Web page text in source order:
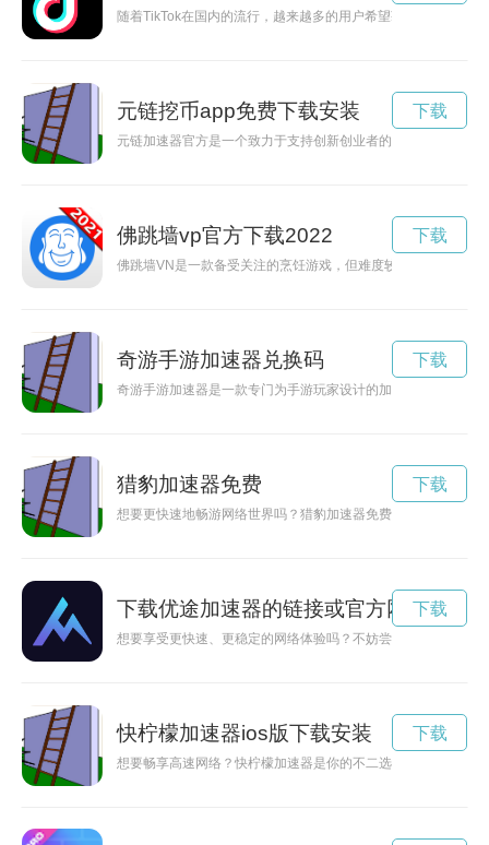
随着TikTok在国内的流行，越来越多的用户希望获得更流畅的
元链挖币app免费下载安装
元链加速器官方是一个致力于支持创新创业者的平台，为技术
下载
佛跳墙vp官方下载2022
佛跳墙VN是一款备受关注的烹饪游戏，但难度较高。如何破解
下载
奇游手游加速器兑换码
奇游手游加速器是一款专门为手游玩家设计的加速工具，可以
下载
猎豹加速器免费
想要更快速地畅游网络世界吗？猎豹加速器免费试用正是您的
下载
下载优途加速器的链接或官方网站
想要享受更快速、更稳定的网络体验吗？不妨尝试下载优途加
下载
快柠檬加速器ios版下载安装
想要畅享高速网络？快柠檬加速器是你的不二选择！本文将为
下载